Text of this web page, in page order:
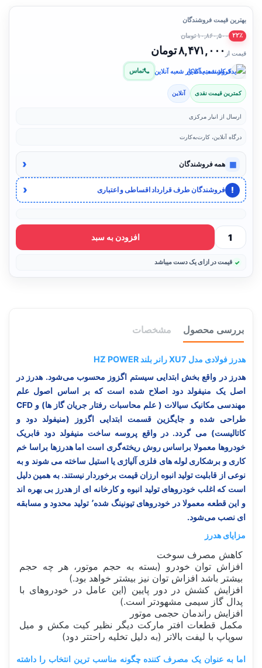
بهترین قیمت فروشندگان
۲۲٪ ۱۰,۸۶۰,۵۰۰ تومان
قیمت از ۸,۴۷۱,۰۰۰ تومان
فروشنده: یدک‌کار شعبه آنلاین تماس
کمترین قیمت نقدی آنلاین
ارسال از انبار مرکزی
درگاه آنلاین، کارت‌به‌کارت
▦ همه فروشندگان ‹
! فروشندگان طرف قرارداد اقساطی و اعتباری ‹
افزودن به سبد
قیمت در ازای یک دست میباشد
بررسی محصول مشخصات
هدرز فولادی مدل XU7 رانر بلند HZ POWER
هدرز در واقع بخش ابتدایی سیستم اگزوز محسوب می‌شود. هدرز در
اصل یک منیفولد دود اصلاح شده است که بر اساس اصول علم
مهندسی مکانیک سیالات ( علم محاسبات رفتار جریان گاز ها) و CFD
طراحی شده و جایگزین قسمت ابتدایی اگزوز (منیفولد دود و
کاتالیست) می گردد. در واقع پروسه ساخت منیفولد دود فابریک
خودروها معمولا براساس روش ریخته‌گری است اما هدرزها براسا خم
کاری و برشکاری لوله های فلزی آلیاژی یا استیل ساخته می شوند و به
نوعی از قابلیت تولید انبوه ارزان قیمت برخوردار نیستند. به همین دلیل
است که اغلب خودروهای تولید انبوه و کارخانه ای از هدرز بی بهره اند
و این قطعه معمولا در خودروهای تیونینگ شده٬‌ تولید محدود و مسابقه
ای نصب می‌شود.
مزایای هدرز
کاهش مصرف سوخت
افزاش توان خودرو (بسته به حجم موتور، هر چه حجم
بیشتر باشد افزاش توان نیز بیشتر خواهد بود.)
افزایش کشش در دور پایین (این عامل در خودروهای با
پدال گاز سیمی مشهودتر است.)
افزایش راندمان حجمی موتور
مکمل قطعات افتر مارکت دیگر نظیر کیت مکش و میل
سوپاپ با لیفت بالاتر (به دلیل تخلیه راحتتر دود)
اما به عنوان یک مصرف کننده چگونه مناسب ترین انتخاب را داشته